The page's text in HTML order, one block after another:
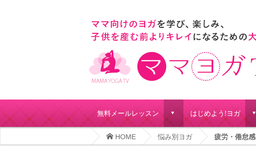
無料メールレッスン d はじめよう!ヨガ d
HOME 悩み別ヨガ 疲労・倦怠感